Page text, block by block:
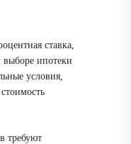
ставка,
выборе ипотеки
условия,
требуют